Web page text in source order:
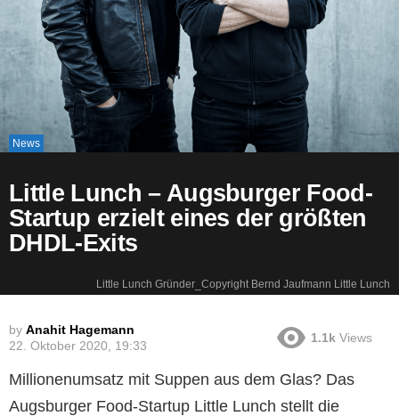
News
Little Lunch – Augsburger Food-
Startup erzielt eines der größten
DHDL-Exits
Little Lunch Gründer_Copyright Bernd Jaufmann Little Lunch
by Anahit Hagemann
22. Oktober 2020, 19:33
1.1k Views
Millionenumsatz mit Suppen aus dem Glas? Das
Augsburger Food-Startup Little Lunch stellt die